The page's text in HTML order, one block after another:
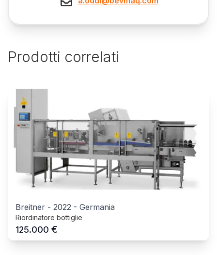
Prodotti correlati
Breitner - 2022 - Germania
Riordinatore bottiglie
125.000 €